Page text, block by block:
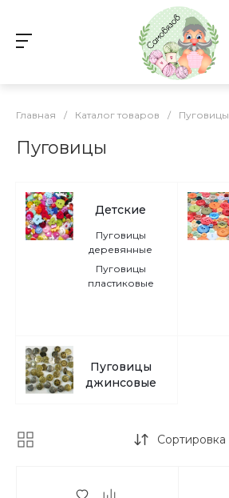
Главная / Каталог товаров / Пуговицы
Пуговицы
Детские
Пуговицы
деревянные
Пуговицы
пластиковые
Пуговицы
джинсовые
Сортировка